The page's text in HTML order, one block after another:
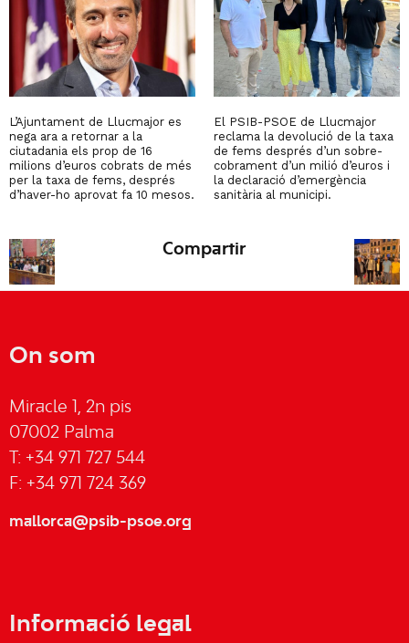
L’Ajuntament de Llucmajor es
nega ara a retornar a la
ciutadania els prop de 16
milions d’euros cobrats de més
per la taxa de fems, després
d’haver-ho aprovat fa 10 mesos.
El PSIB-PSOE de Llucmajor
reclama la devolució de la taxa
de fems després d’un sobre-
cobrament d’un milió d’euros i
la declaració d’emergència
sanitària al municipi.
Compartir
On som
Miracle 1, 2n pis
07002 Palma
T: +34 971 727 544
F: +34 971 724 369
mallorca@psib-psoe.org
Informació legal